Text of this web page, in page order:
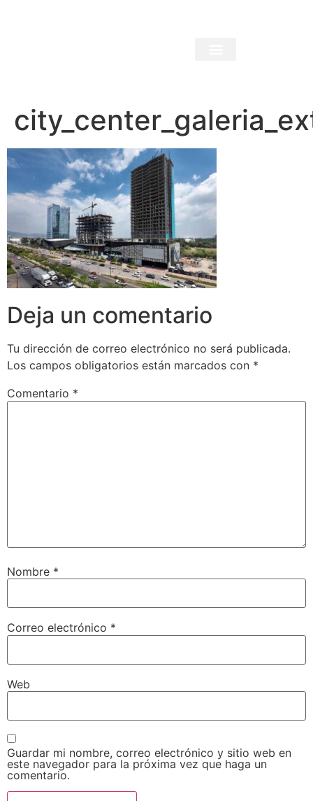
Deja un comentario
Tu dirección de correo electrónico no será publicada.
Los campos obligatorios están marcados con *
Comentario *
Nombre *
Correo electrónico *
Web
Guardar mi nombre, correo electrónico y sitio web en
este navegador para la próxima vez que haga un
comentario.